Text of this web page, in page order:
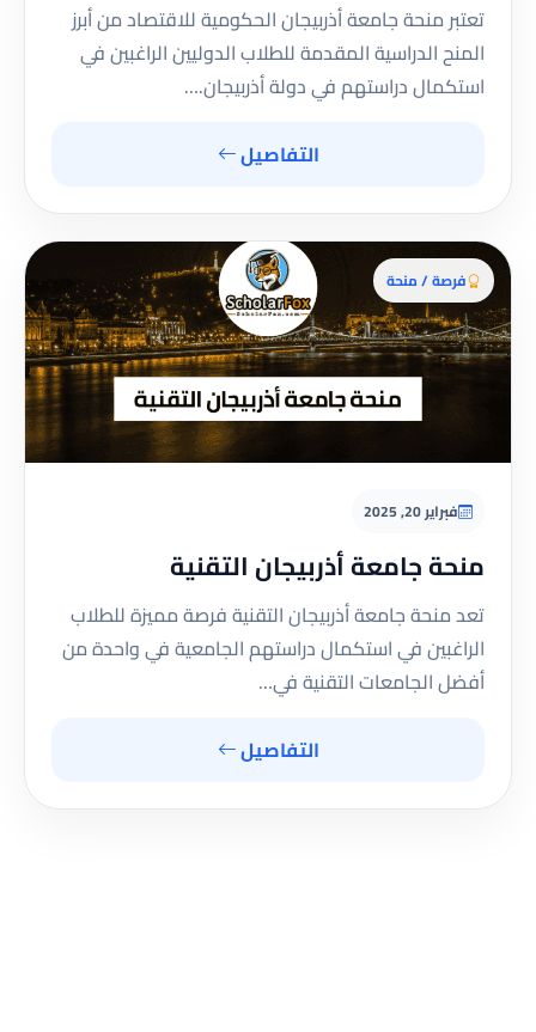
تعتبر منحة جامعة أذربيجان الحكومية للاقتصاد من أبرز
المنح الدراسية المقدمة للطلاب الدوليين الراغبين في
استكمال دراستهم في دولة أذربيجان.…
التفاصيل
فرصة / منحة
فبراير 20, 2025
منحة جامعة أذربيجان التقنية
تعد منحة جامعة أذربيجان التقنية فرصة مميزة للطلاب
الراغبين في استكمال دراستهم الجامعية في واحدة من
أفضل الجامعات التقنية في…
التفاصيل